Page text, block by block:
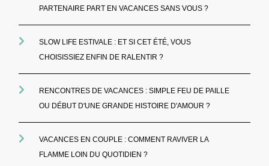
PARTENAIRE PART EN VACANCES SANS VOUS ?
SLOW LIFE ESTIVALE : ET SI CET ÉTÉ, VOUS
CHOISISSIEZ ENFIN DE RALENTIR ?
RENCONTRES DE VACANCES : SIMPLE FEU DE PAILLE
OU DÉBUT D'UNE GRANDE HISTOIRE D'AMOUR ?
VACANCES EN COUPLE : COMMENT RAVIVER LA
FLAMME LOIN DU QUOTIDIEN ?